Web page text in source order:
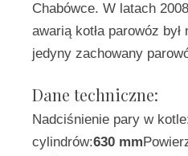
Chabówce. W latach
awarią kotła parowóz
jedyny zachowany
Dane techniczne:
Nadciśnienie pary w
cylindrów:630 mm